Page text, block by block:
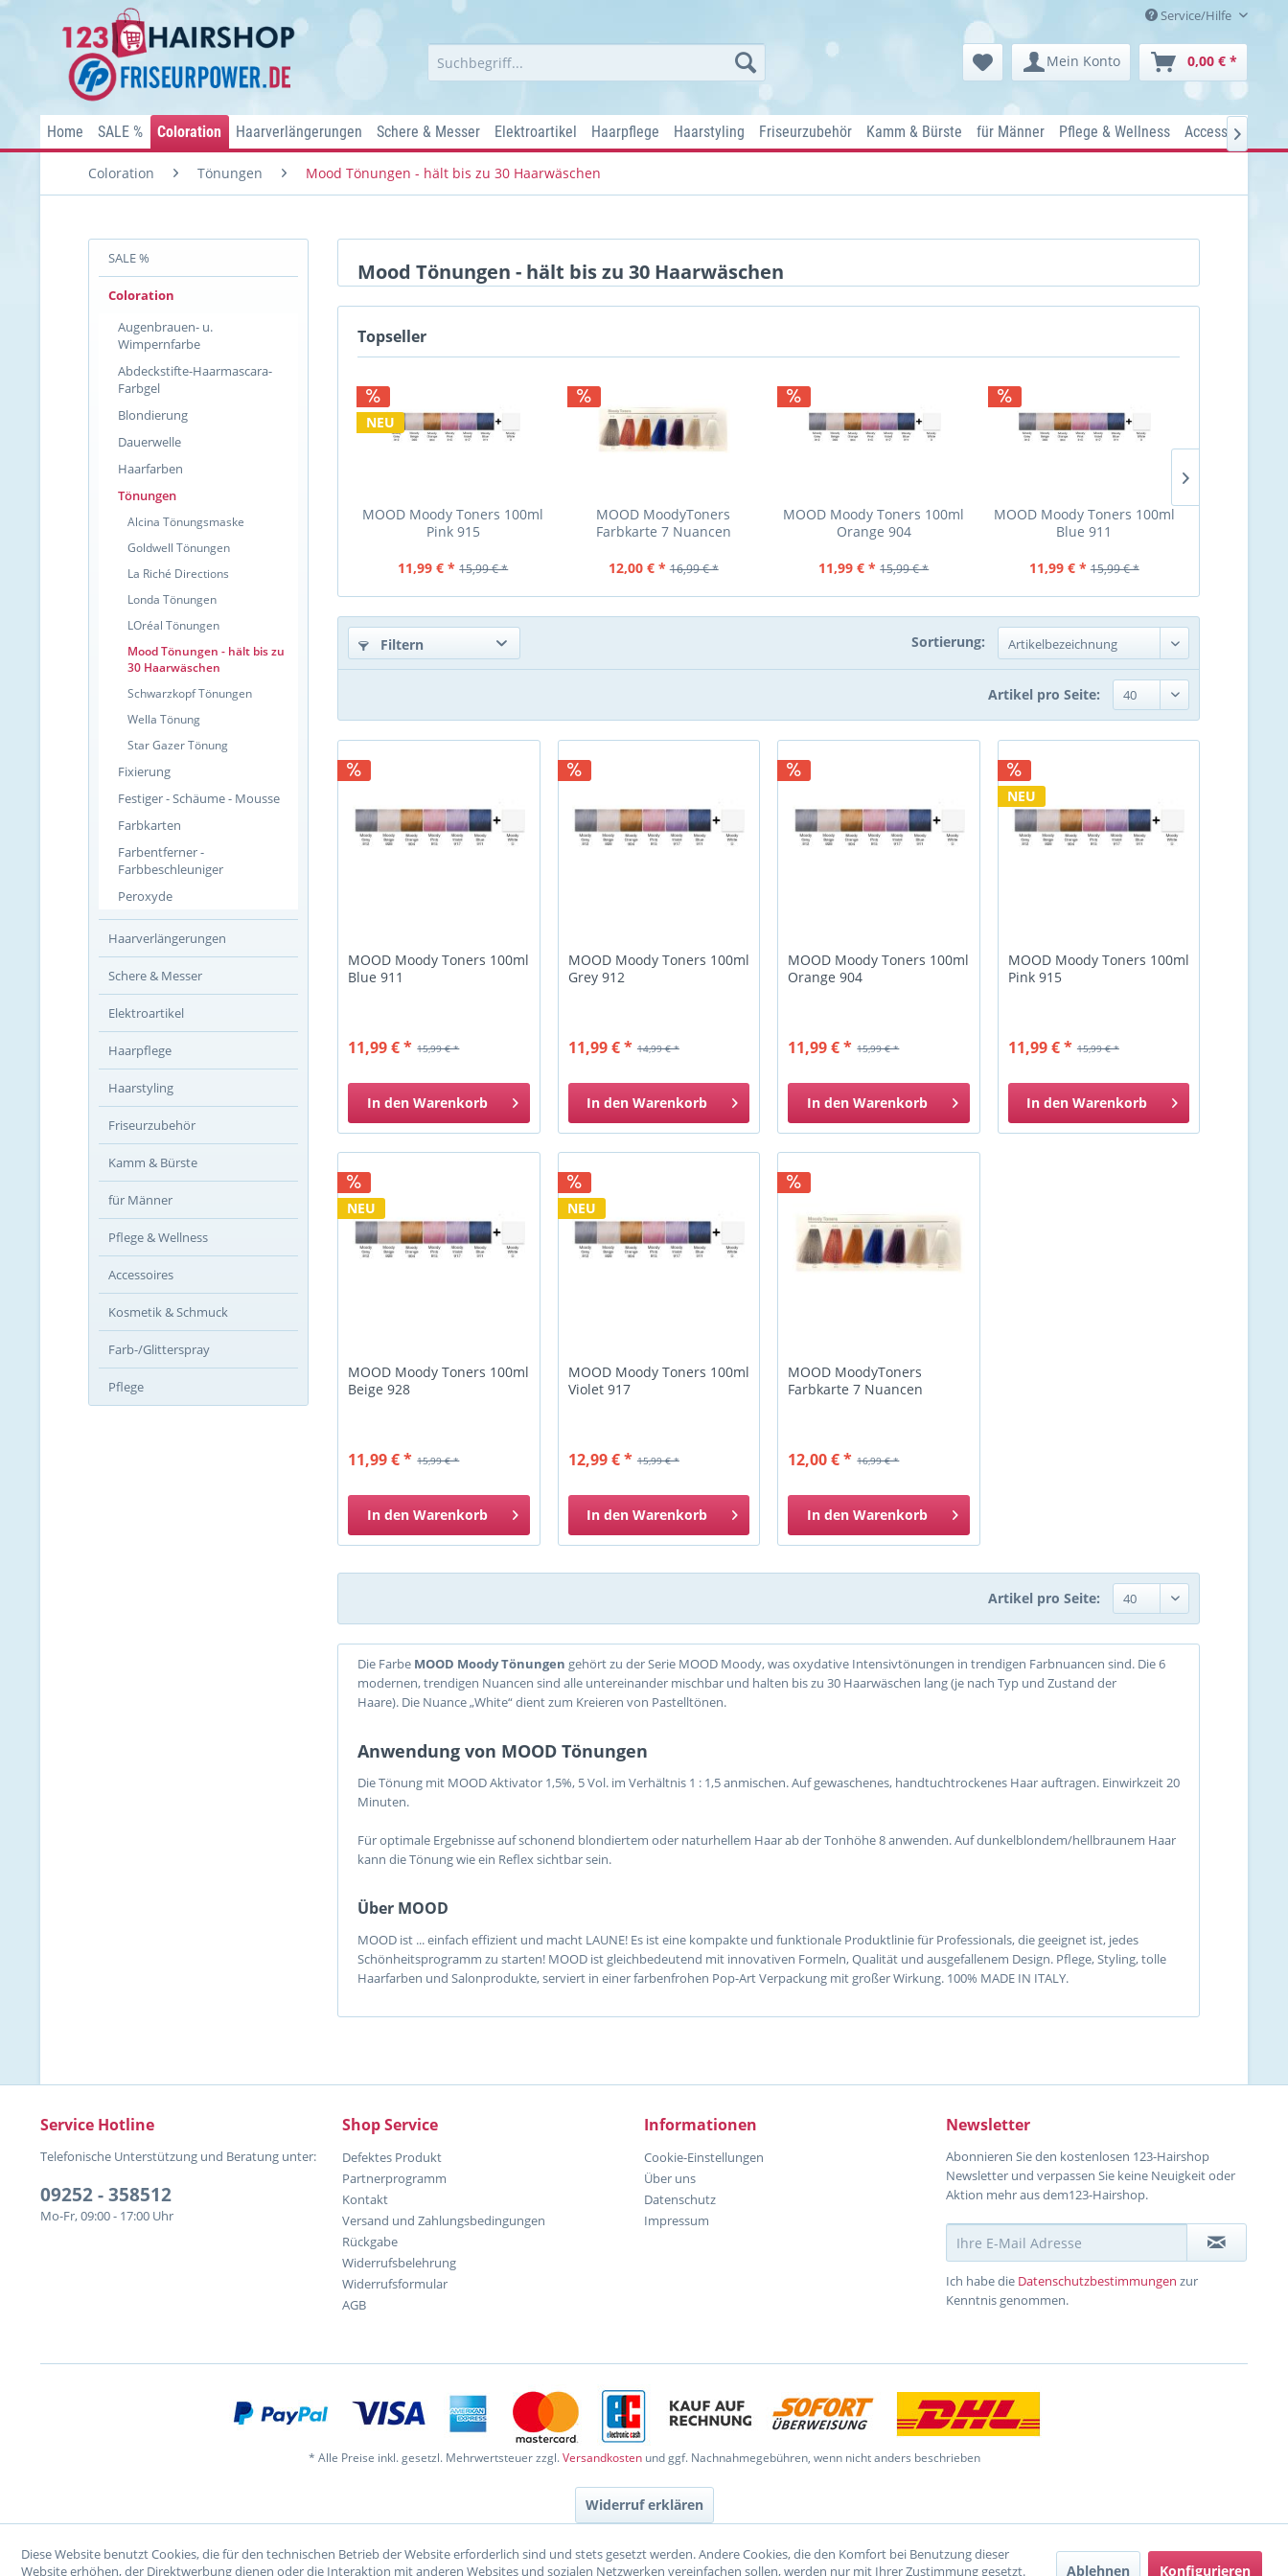
Service/Hilfe
Mein Konto 0,00 € *
Home SALE % Coloration Haarverlängerungen Schere & Messer Elektroartikel Haarpflege Haarstyling Friseurzubehör Kamm & Bürste für Männer Pflege & Wellness Accessoires

Coloration Tönungen Mood Tönungen - hält bis zu 30 Haarwäschen
SALE %
Coloration
Augenbrauen- u.
Wimpernfarbe
Abdeckstifte-Haarmascara-
Farbgel
Blondierung
Dauerwelle
Haarfarben
Tönungen
Alcina Tönungsmaske
Goldwell Tönungen
La Riché Directions
Londa Tönungen
LOréal Tönungen
Mood Tönungen - hält bis zu
30 Haarwäschen
Schwarzkopf Tönungen
Wella Tönung
Star Gazer Tönung
Fixierung
Festiger - Schäume - Mousse
Farbkarten
Farbentferner -
Farbbeschleuniger
Peroxyde
Haarverlängerungen
Schere & Messer
Elektroartikel
Haarpflege
Haarstyling
Friseurzubehör
Kamm & Bürste
für Männer
Pflege & Wellness
Accessoires
Kosmetik & Schmuck
Farb-/Glitterspray
Pflege
Mood Tönungen - hält bis zu 30 Haarwäschen
Topseller
NEU
MOOD Moody Toners 100ml
Pink 915
11,99 € * 15,99 € *
MOOD MoodyToners
Farbkarte 7 Nuancen
12,00 € * 16,99 € *
MOOD Moody Toners 100ml
Orange 904
11,99 € * 15,99 € *
MOOD Moody Toners 100ml
Blue 911
11,99 € * 15,99 € *
Filtern Sortierung:
Artikel pro Seite:
MOOD Moody Toners 100ml
Blue 911
15,99 € *
11,99 € *
In den Warenkorb
MOOD Moody Toners 100ml
Grey 912
14,99 € *
11,99 € *
In den Warenkorb
MOOD Moody Toners 100ml
Orange 904
15,99 € *
11,99 € *
In den Warenkorb
NEU
MOOD Moody Toners 100ml
Pink 915
15,99 € *
11,99 € *
In den Warenkorb
NEU
MOOD Moody Toners 100ml
Beige 928
15,99 € *
11,99 € *
In den Warenkorb
NEU
MOOD Moody Toners 100ml
Violet 917
15,99 € *
12,99 € *
In den Warenkorb
MOOD MoodyToners
Farbkarte 7 Nuancen
16,99 € *
12,00 € *
In den Warenkorb
Artikel pro Seite:
Die Farbe MOOD Moody Tönungen gehört zu der Serie MOOD Moody, was oxydative Intensivtönungen in trendigen Farbnuancen sind. Die 6
modernen, trendigen Nuancen sind alle untereinander mischbar und halten bis zu 30 Haarwäschen lang (je nach Typ und Zustand der
Haare). Die Nuance „White“ dient zum Kreieren von Pastelltönen.
Anwendung von MOOD Tönungen
Die Tönung mit MOOD Aktivator 1,5%, 5 Vol. im Verhältnis 1 : 1,5 anmischen. Auf gewaschenes, handtuchtrockenes Haar auftragen. Einwirkzeit 20
Minuten.
Für optimale Ergebnisse auf schonend blondiertem oder naturhellem Haar ab der Tonhöhe 8 anwenden. Auf dunkelblondem/hellbraunem Haar
kann die Tönung wie ein Reflex sichtbar sein.
Über MOOD
MOOD ist ... einfach effizient und macht LAUNE! Es ist eine kompakte und funktionale Produktlinie für Professionals, die geeignet ist, jedes
Schönheitsprogramm zu starten! MOOD ist gleichbedeutend mit innovativen Formeln, Qualität und ausgefallenem Design. Pflege, Styling, tolle
Haarfarben und Salonprodukte, serviert in einer farbenfrohen Pop-Art Verpackung mit großer Wirkung. 100% MADE IN ITALY.
Service Hotline
Telefonische Unterstützung und Beratung unter:
09252 - 358512
Mo-Fr, 09:00 - 17:00 Uhr
Shop Service
Defektes Produkt
Partnerprogramm
Kontakt
Versand und Zahlungsbedingungen
Rückgabe
Widerrufsbelehrung
Widerrufsformular
AGB
Informationen
Cookie-Einstellungen
Über uns
Datenschutz
Impressum
Newsletter
Abonnieren Sie den kostenlosen 123-Hairshop
Newsletter und verpassen Sie keine Neuigkeit oder
Aktion mehr aus dem123-Hairshop.
Ich habe die Datenschutzbestimmungen zur
Kenntnis genommen.
* Alle Preise inkl. gesetzl. Mehrwertsteuer zzgl.Versandkostenund ggf. Nachnahmegebühren, wenn nicht anders beschrieben
Widerruf erklären
Diese Website benutzt Cookies, die für den technischen Betrieb der Website erforderlich sind und stets gesetzt werden. Andere Cookies, die den Komfort bei Benutzung dieser
Website erhöhen, der Direktwerbung dienen oder die Interaktion mit anderen Websites und sozialen Netzwerken vereinfachen sollen, werden nur mit Ihrer Zustimmung gesetzt.
Ablehnen Konfigurieren